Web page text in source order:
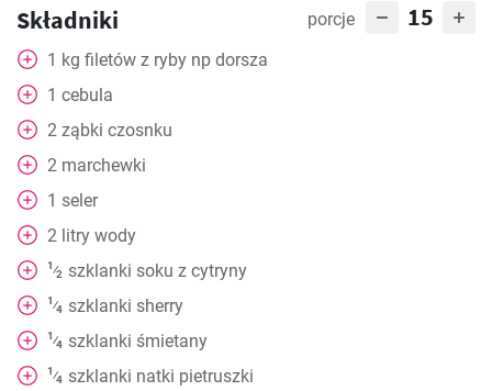
Składniki porcje 15
1 kg filetów z ryby np dorsza
1 cebula
2 ząbki czosnku
2 marchewki
1 seler
2 litry wody
1⁄2 szklanki soku z cytryny
1⁄4 szklanki sherry
1⁄4 szklanki śmietany
1⁄4 szklanki natki pietruszki